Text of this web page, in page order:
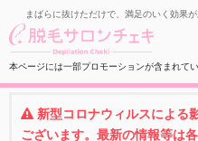
まばらに抜けただけで、満足のいく効果
本ページには一部プロモーションが含まれてい
新型コロナウィルスによる
ございます。最新の情報等は